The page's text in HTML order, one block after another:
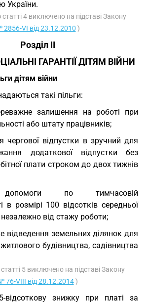
України.
4 виключено на підставі Закону
2856-VI від 23.12.2010 )
Розділ II
ГАРАНТІЇ ДІТЯМ ВІЙНИ
дітям війни
такі пільги:
залишення на роботі при
або штату працівників;
чергової відпустки в зручний для
додаткової відпустки без
плати строком до двох тижнів
по тимчасовій
в розмірі 100 відсотків середньої
незалежно від стажу роботи;
відведення земельних ділянок для
будівництва, садівництва
5 виключено на підставі Закону
76-VIII від 28.12.2014)
відсоткову знижку при платі за